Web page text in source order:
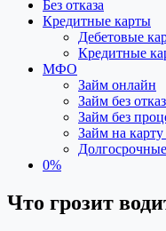
Без отказа
Кредитные карты
Дебетовые
Кредитные
МФО
Займ онлайн
Займ без
Займ без
Займ на
0%
Что грозит